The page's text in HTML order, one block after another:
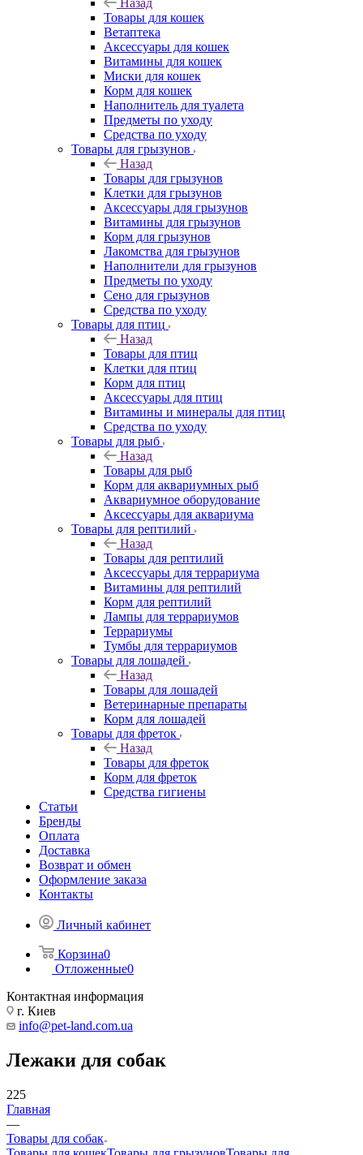
Назад
Товары для кошек
Ветаптека
Аксессуары для кошек
Витамины для кошек
Миски для кошек
Корм для кошек
Наполнитель для туалета
Предметы по уходу
Средства по уходу
Товары для грызунов
Назад
Товары для грызунов
Клетки для грызунов
Аксессуары для грызунов
Витамины для грызунов
Корм для грызунов
Лакомства для грызунов
Наполнители для грызунов
Предметы по уходу
Сено для грызунов
Средства по уходу
Товары для птиц
Назад
Товары для птиц
Клетки для птиц
Корм для птиц
Аксессуары для птиц
Витамины и минералы для птиц
Средства по уходу
Товары для рыб
Назад
Товары для рыб
Корм для аквариумных рыб
Аквариумное оборудование
Аксессуары для аквариума
Товары для рептилий
Назад
Товары для рептилий
Аксессуары для террариума
Витамины для рептилий
Корм для рептилий
Лампы для террариумов
Террариумы
Тумбы для террариумов
Товары для лошадей
Назад
Товары для лошадей
Ветеринарные препараты
Корм для лошадей
Товары для фреток
Назад
Товары для фреток
Корм для фреток
Средства гигиены
Статьи
Бренды
Оплата
Доставка
Возврат и обмен
Оформление заказа
Контакты
Личный кабинет
Корзина0
Отложенные0
Контактная информация
г. Киев
info@pet-land.com.ua
Лежаки для собак
225
Главная
—
Товары для собак